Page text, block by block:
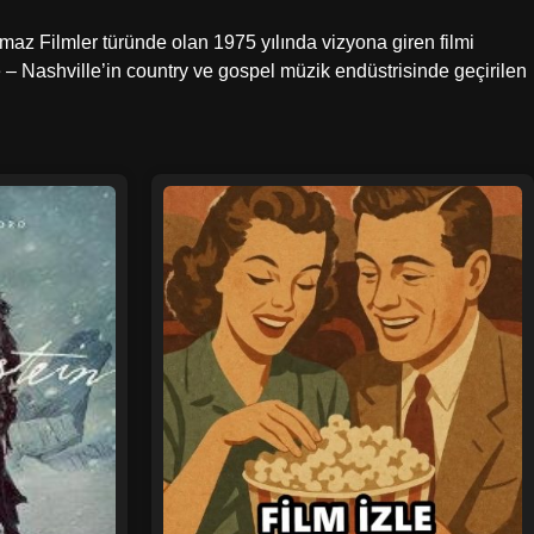
Filmler türünde olan 1975 yılında vizyona giren filmi
Nashville’in country ve gospel müzik endüstrisinde geçirilen